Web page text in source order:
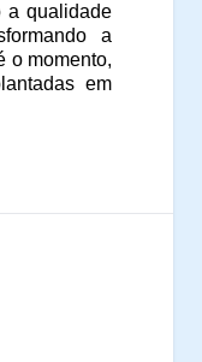
a qualidade
a
o momento,
em